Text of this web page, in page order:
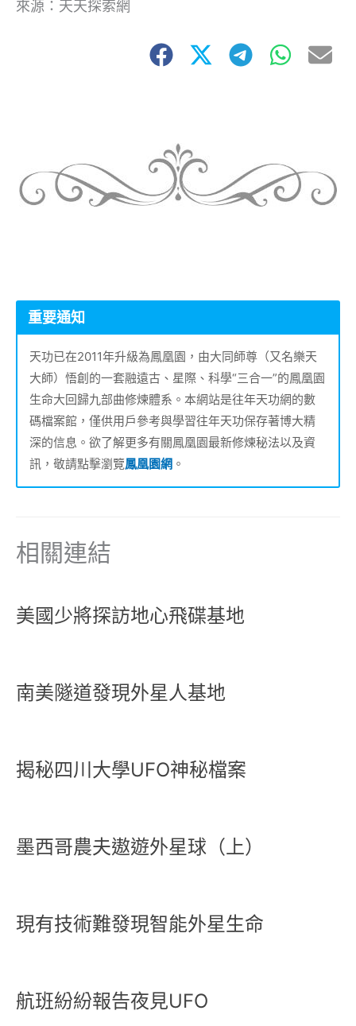
來源：天天探索網
重要通知
天功已在2011年升級為鳳凰園，由大同師尊（又名樂天
大師）悟創的一套融遠古、星際、科學“三合一”的鳳凰園
生命大回歸九部曲修煉體系。本網站是往年天功網的數
碼檔案館，僅供用戶參考與學習往年天功保存著博大精
深的信息。欲了解更多有關鳳凰園最新修煉秘法以及資
訊，敬請點擊瀏覽鳳凰園網 。
相關連結
美國少將探訪地心飛碟基地
南美隧道發現外星人基地
揭秘四川大學UFO神秘檔案
墨西哥農夫遨遊外星球（上）
現有技術難發現智能外星生命
航班紛紛報告夜見UFO